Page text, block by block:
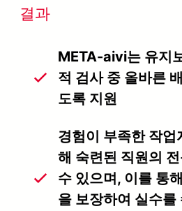
결과
META-aivi는 유지
적 검사 중 올바른
도록 지원
경험이 부족한 작
해 숙련된 직원의
수 있으며, 이를 통
을 보장하여 실수를